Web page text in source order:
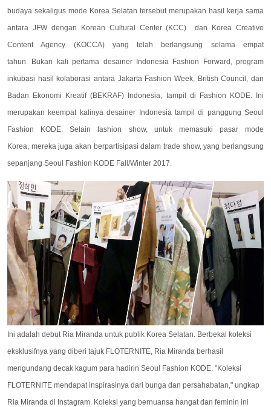
budaya sekaligus mode Korea Selatan tersebut merupakan hasil kerja sama
antara JFW dengan Korean Cultural Center (KCC) dan Korea Creative
Content Agency (KOCCA) yang telah berlangsung selama empat
tahun. Bukan kali pertama desainer Indonesia Fashion Forward, program
inkubasi hasil kolaborasi antara Jakarta Fashion Week, British Council, dan
Badan Ekonomi Kreatif (BEKRAF) Indonesia, tampil di Fashion KODE. Ini
merupakan keempat kalinya desainer Indonesia tampil di panggung Seoul
Fashion KODE. Selain fashion show, untuk memasuki pasar mode
Korea, mereka juga akan berpartisipasi dalam trade show, yang berlangsung
sepanjang Seoul Fashion KODE Fall/Winter 2017.
Ini adalah debut Ria Miranda untuk publik Korea Selatan. Berbekal koleksi
eksklusifnya yang diberi tajuk FLOTERNITE, Ria Miranda berhasil
mengundang decak kagum para hadirin Seoul Fashion KODE. "Koleksi
FLOTERNITE mendapat inspirasinya dari bunga dan persahabatan," ungkap
Ria Miranda di Instagram. Koleksi yang bernuansa hangat dan feminin ini